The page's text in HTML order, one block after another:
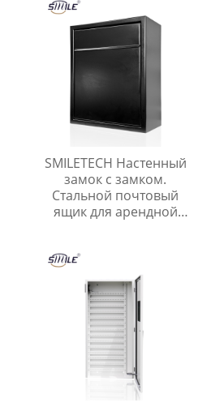
SMILETECH Настенный
замок с замком.
Стальной почтовый
ящик для арендной
Металлический
уличный почтовый
ящик.